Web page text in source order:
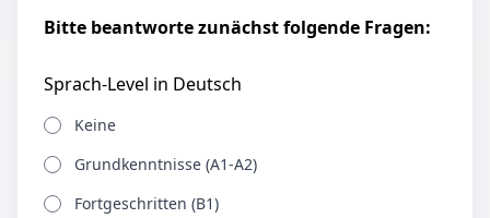
Bitte beantworte zunächst folgende Fragen:
Sprach-Level in Deutsch
Keine
Grundkenntnisse (A1-A2)
Fortgeschritten (B1)